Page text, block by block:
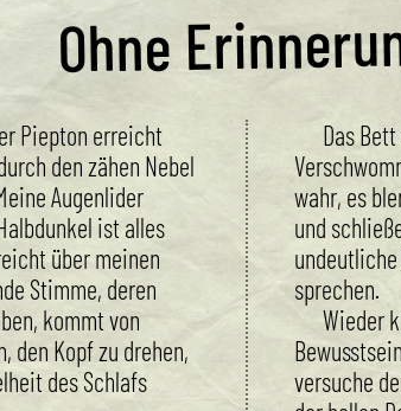
Ohne
Piepton erreicht
den zähen Nebel
Augenlider
ist alles
über meinen
Stimme, deren
kommt von
den Kopf zu drehen,
des Schlafs
Das
wahr, es
und
sprechen.
Wieder
versuche